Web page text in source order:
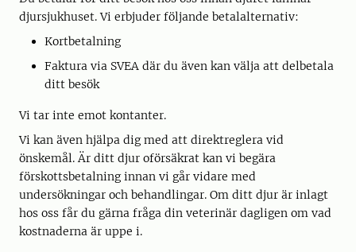
djursjukhuset. Vi erbjuder följande betalalternativ:
Kortbetalning
Faktura via SVEA där du även kan välja att delbetala
ditt besök
Vi tar inte emot kontanter.
Vi kan även hjälpa dig med att direktreglera vid
önskemål. Är ditt djur oförsäkrat kan vi begära
förskottsbetalning innan vi går vidare med
undersökningar och behandlingar. Om ditt djur är inlagt
hos oss får du gärna fråga din veterinär dagligen om vad
kostnaderna är uppe i.